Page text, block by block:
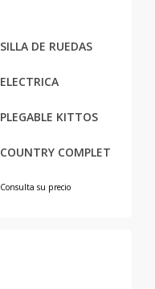
SILLA DE RUEDAS
ELECTRICA
PLEGABLE KITTOS
COUNTRY COMPLET
Consulta su precio